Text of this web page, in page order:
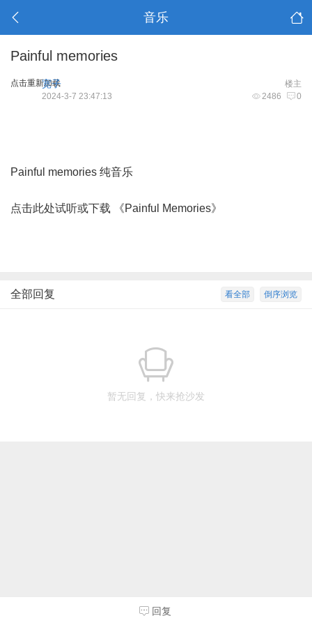
音乐
Painful memories
点击重新加载 楼主
宽子
2486 0
2024-3-7 23:47:13
Painful memories 纯音乐
点击此处试听或下载 《Painful Memories》
倒序浏览
看全部
全部回复
暂无回复，快来抢沙发
回复